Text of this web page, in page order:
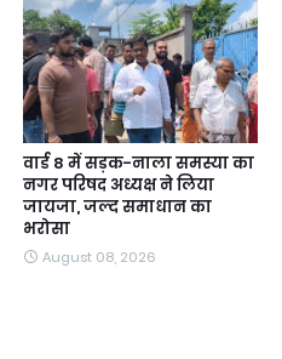
वार्ड 8 में सड़क-नाला समस्या का
नगर परिषद अध्यक्ष ने लिया
जायजा, जल्द समाधान का
भरोसा
August 08, 2026